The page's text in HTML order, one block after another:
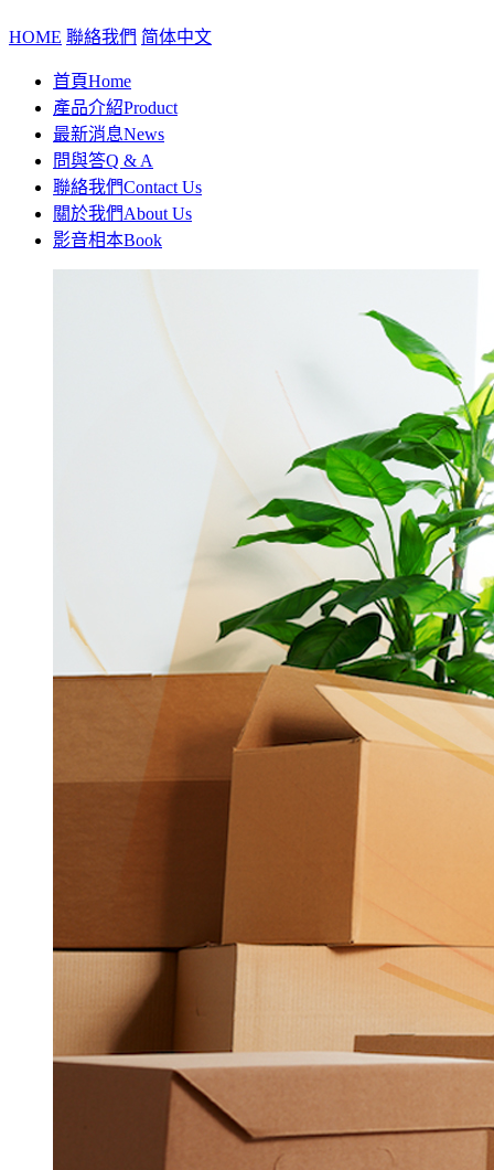
HOME 聯絡我們 简体中文
首頁Home
產品介紹Product
最新消息News
問與答Q & A
聯絡我們Contact Us
關於我們About Us
影音相本Book